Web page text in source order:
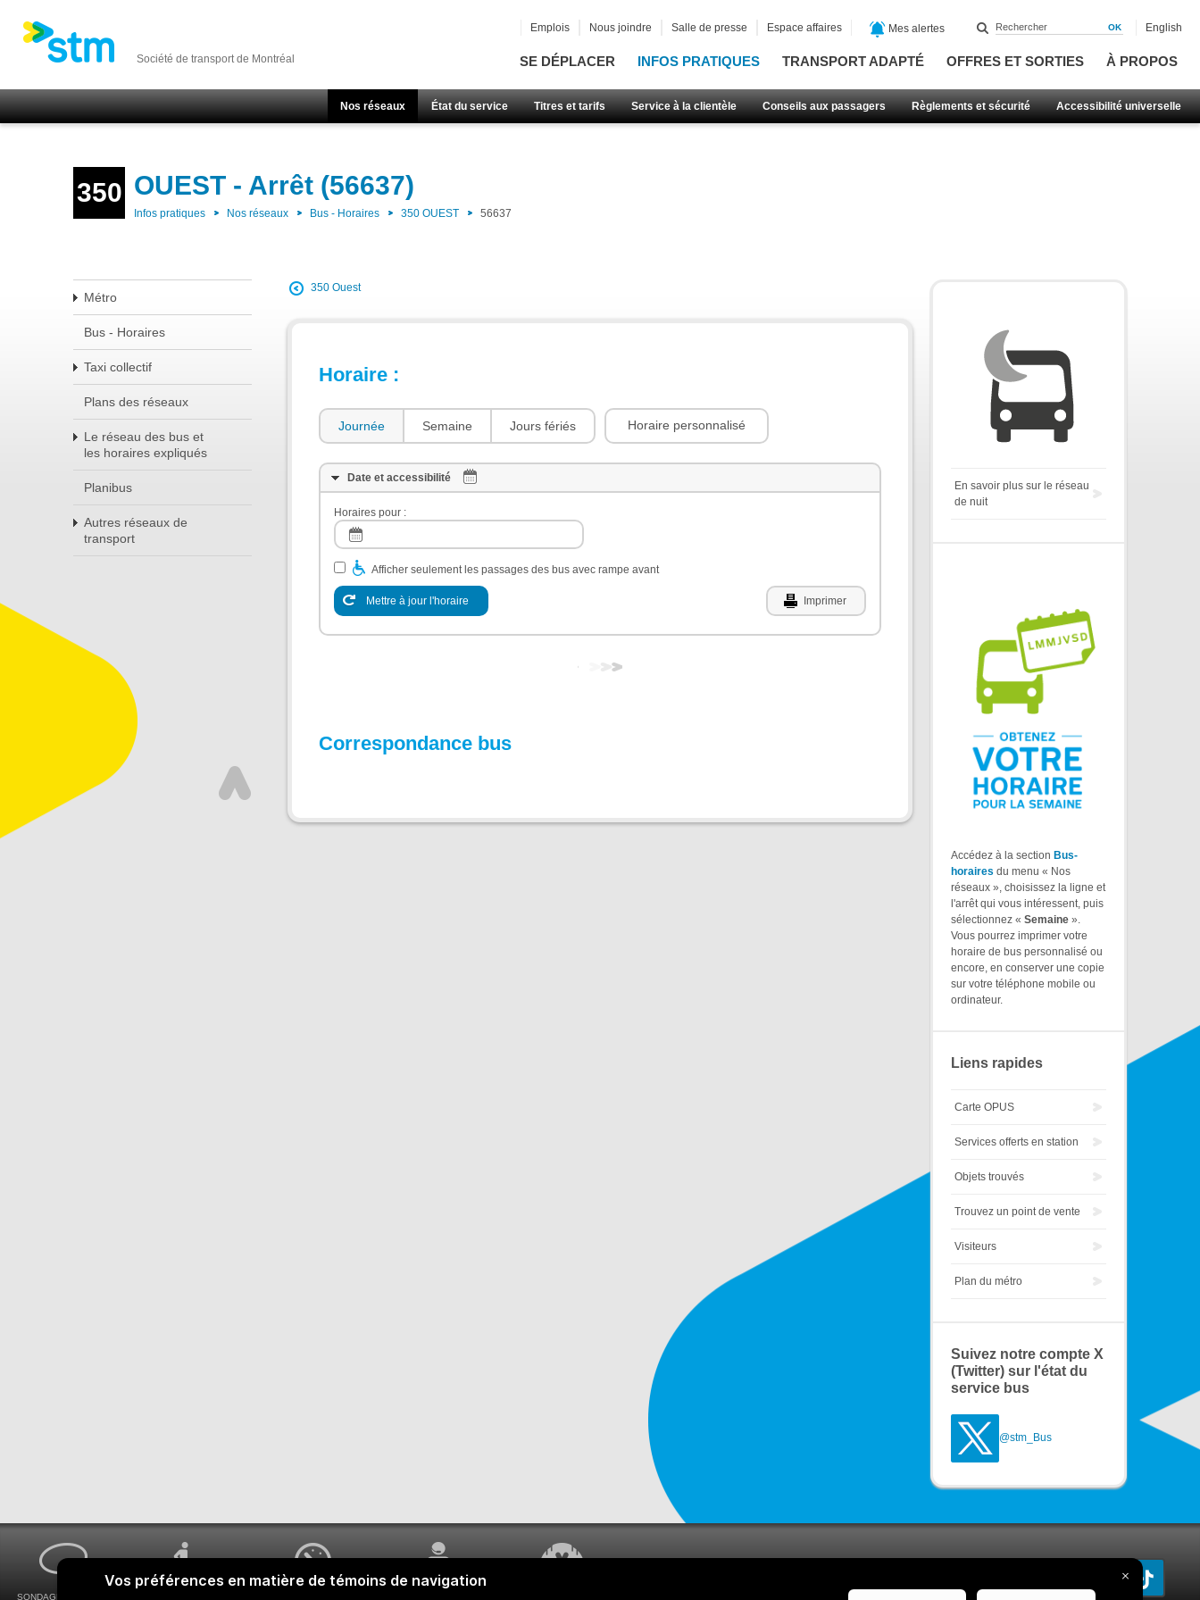
Société de transport de Montréal SE DÉPLACER INFOS PRATIQUES TRANSPORT ADAPTÉ OFFRES ET SORTIES À PROPOS
Nos réseaux État du service Titres et tarifs Service à la clientèle Conseils aux passagers Règlements et sécurité Accessibilité universelle
Emplois Nous joindre Salle de presse Espace affaires Mes alertes English
350 OUEST - Arrêt (56637)
Infos pratiques Nos réseaux Bus - Horaires 350 OUEST 56637
Métro
Bus - Horaires
Taxi collectif
Plans des réseaux
Le réseau des bus et
les horaires expliqués
Planibus
Autres réseaux de
transport
350 Ouest
Horaire :
Journée Semaine Jours fériés Horaire personnalisé
Date et accessibilité
Horaires pour :
Afficher seulement les passages des bus avec rampe avant
Mettre à jour l'horaire Imprimer
Correspondance bus
En savoir plus sur le réseau
de nuit
Accédez à la section Bus-
horaires du menu « Nos
réseaux », choisissez la ligne et
l'arrêt qui vous intéressent, puis
sélectionnez « Semaine ».
Vous pourrez imprimer votre
horaire de bus personnalisé ou
encore, en conserver une copie
sur votre téléphone mobile ou
ordinateur.
Liens rapides
Carte OPUS
Services offerts en station
Objets trouvés
Trouvez un point de vente
Visiteurs
Plan du métro
Suivez notre compte X
(Twitter) sur l'état du
service bus
@stm_Bus
SONDAGES MA VOIX